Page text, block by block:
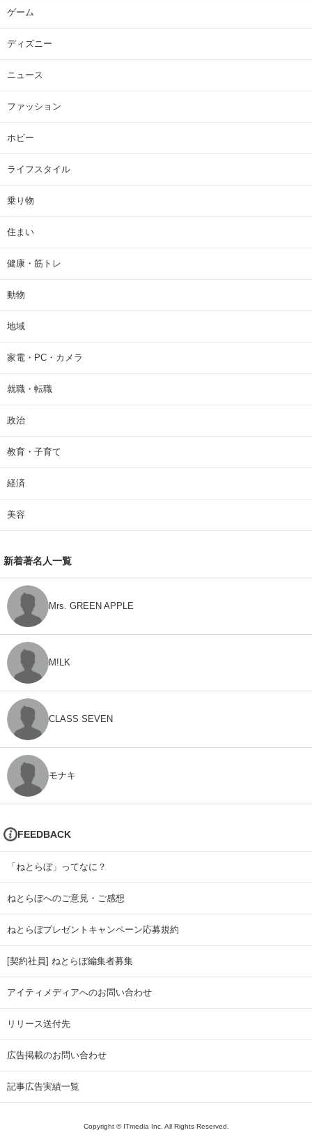
ゲーム
ディズニー
ニュース
ファッション
ホビー
ライフスタイル
乗り物
住まい
健康・筋トレ
動物
地域
家電・PC・カメラ
就職・転職
政治
教育・子育て
経済
美容
新着著名人一覧
Mrs. GREEN APPLE
M!LK
CLASS SEVEN
モナキ
FEEDBACK
「ねとらぼ」ってなに？
ねとらぼへのご意見・ご感想
ねとらぼプレゼントキャンペーン応募規約
[契約社員] ねとらぼ編集者募集
アイティメディアへのお問い合わせ
リリース送付先
広告掲載のお問い合わせ
記事広告実績一覧
Copyright © ITmedia Inc. All Rights Reserved.